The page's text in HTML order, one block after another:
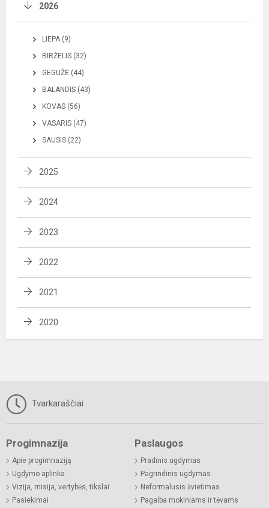
2026
LIEPA (9)
BIRŽELIS (32)
GEGUŽĖ (44)
BALANDIS (43)
KOVAS (56)
VASARIS (47)
SAUSIS (22)
2025
2024
2023
2022
2021
2020
Tvarkaraščiai
Progimnazija
Apie progimnaziją
Ugdymo aplinka
Vizija, misija, vertybės, tikslai
Pasiekimai
Paslaugos
Pradinis ugdymas
Pagrindinis ugdymas
Neformalusis švietimas
Pagalba mokiniams ir tėvams